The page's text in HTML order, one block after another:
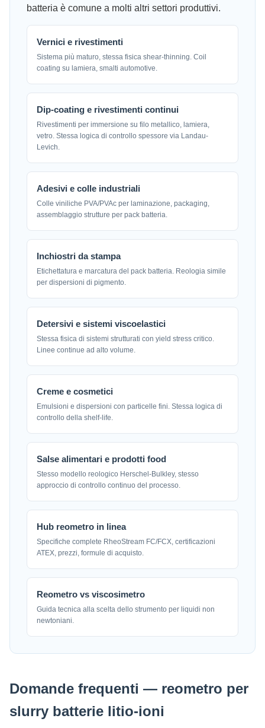
batteria è comune a molti altri settori produttivi.
Vernici e rivestimenti
Sistema più maturo, stessa fisica shear-thinning. Coil
coating su lamiera, smalti automotive.
Dip-coating e rivestimenti continui
Rivestimenti per immersione su filo metallico, lamiera,
vetro. Stessa logica di controllo spessore via Landau-
Levich.
Adesivi e colle industriali
Colle viniliche PVA/PVAc per laminazione, packaging,
assemblaggio strutture per pack batteria.
Inchiostri da stampa
Etichettatura e marcatura del pack batteria. Reologia simile
per dispersioni di pigmento.
Detersivi e sistemi viscoelastici
Stessa fisica di sistemi strutturati con yield stress critico.
Linee continue ad alto volume.
Creme e cosmetici
Emulsioni e dispersioni con particelle fini. Stessa logica di
controllo della shelf-life.
Salse alimentari e prodotti food
Stesso modello reologico Herschel-Bulkley, stesso
approccio di controllo continuo del processo.
Hub reometro in linea
Specifiche complete RheoStream FC/FCX, certificazioni
ATEX, prezzi, formule di acquisto.
Reometro vs viscosimetro
Guida tecnica alla scelta dello strumento per liquidi non
newtoniani.
Domande frequenti — reometro per
slurry batterie litio-ioni